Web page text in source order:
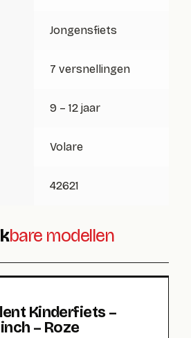
Jongensfiets
7 versnellingen
9 – 12 jaar
Volare
42621
bare modellen
Kinderfiets –
– Roze